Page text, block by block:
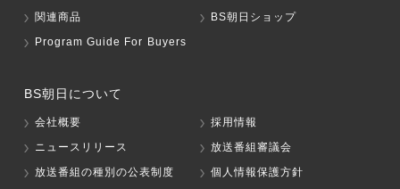
関連商品
BS朝日ショップ
Program Guide For Buyers
BS朝日について
会社概要
採用情報
ニュースリリース
放送番組審議会
放送番組の種別の公表制度
個人情報保護方針